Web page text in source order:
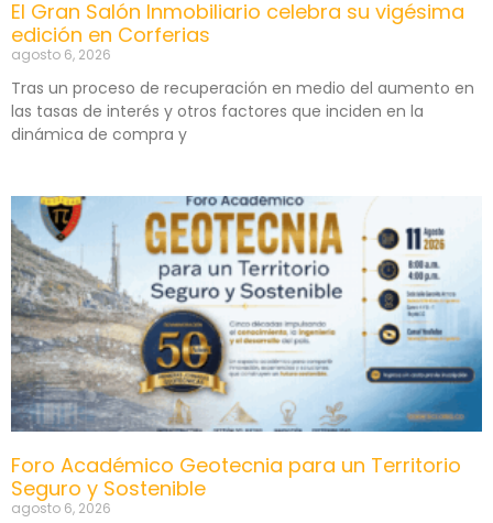
El Gran Salón Inmobiliario celebra su vigésima
edición en Corferias
agosto 6, 2026
Tras un proceso de recuperación en medio del aumento en
las tasas de interés y otros factores que inciden en la
dinámica de compra y
Foro Académico Geotecnia para un Territorio
Seguro y Sostenible
agosto 6, 2026